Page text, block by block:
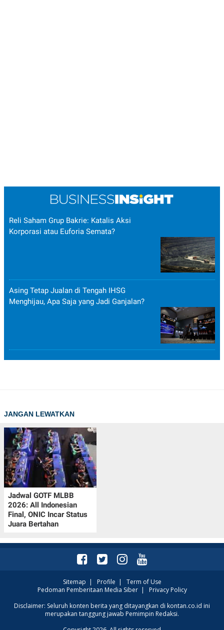
Reli Saham Grup Bakrie: Katalis Aksi
Korporasi atau Euforia Semata?
Asing Tetap Jualan di Tengah IHSG
Menghijau, Apa Saja yang Jadi Ganjalan?
JANGAN LEWATKAN
Jadwal GOTF MLBB
2026: All Indonesian
Final, ONIC Incar Status
Juara Bertahan
Sitemap | Profile | Term of Use
Pedoman Pemberitaan Media Siber| Privacy Policy
Disclaimer: Seluruh konten berita yang ditayangkan di kontan.co.id ini
merupakan tanggung jawab Pemimpin Redaksi.